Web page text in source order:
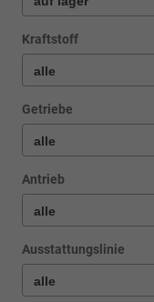
Kraftstoff
Getriebe
Antrieb
Ausstattungslinie